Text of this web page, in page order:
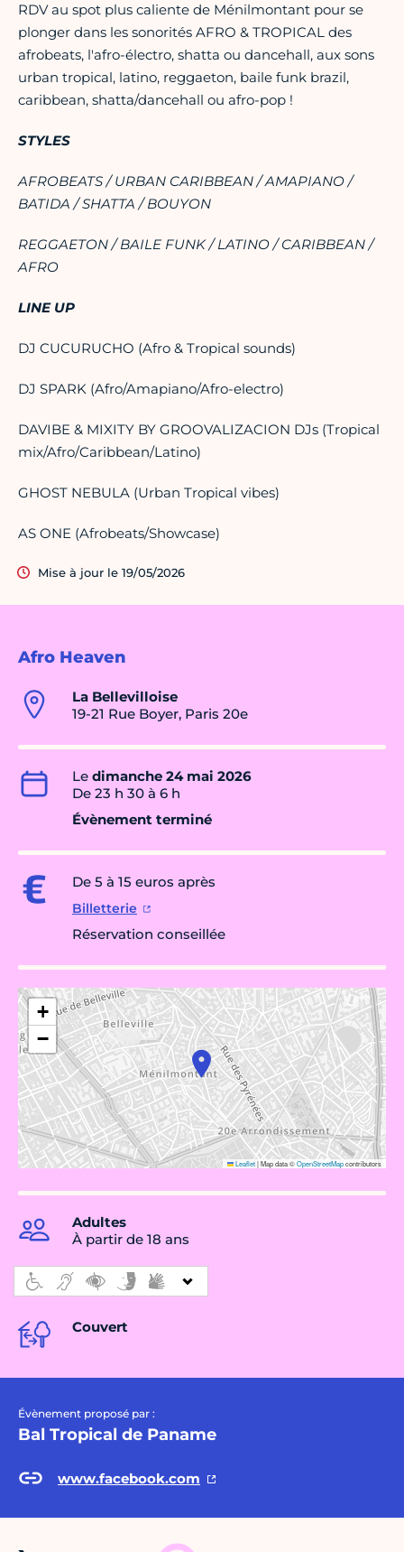
Afro Heaven
La Bellevilloise
19-21 Rue Boyer, Paris 20e
Le dimanche 24 mai 2026
De 23 h 30 à 6 h
Évènement terminé
De 5 à 15 euros après
Billetterie
Réservation conseillée
+
−
Leaflet|Map data ©OpenStreetMapcontributors
Adultes
À partir de 18 ans
Couvert
Évènement proposé par :
Bal Tropical de Paname
www.facebook.com
RDV au spot plus caliente de Ménilmontant pour se
plonger dans les sonorités AFRO & TROPICAL des
afrobeats, l'afro-électro, shatta ou dancehall, aux sons
urban tropical, latino, reggaeton, baile funk brazil,
caribbean, shatta/dancehall ou afro-pop !
STYLES
AFROBEATS / URBAN CARIBBEAN / AMAPIANO /
BATIDA / SHATTA / BOUYON
REGGAETON / BAILE FUNK / LATINO / CARIBBEAN /
AFRO
LINE UP
DJ CUCURUCHO (Afro & Tropical sounds)
DJ SPARK (Afro/Amapiano/Afro-electro)
DAVIBE & MIXITY BY GROOVALIZACION DJs (Tropical
mix/Afro/Caribbean/Latino)
GHOST NEBULA (Urban Tropical vibes)
AS ONE (Afrobeats/Showcase)
Mise à jour le 19/05/2026